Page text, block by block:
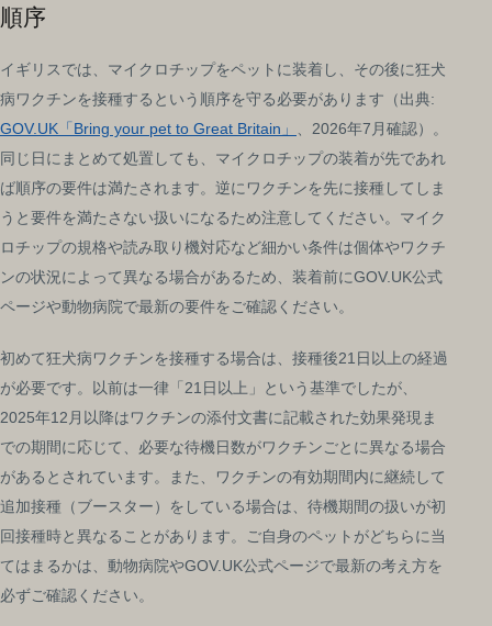
順序
イギリスでは、マイクロチップをペットに装着し、その後に狂犬
病ワクチンを接種するという順序を守る必要があります（出典:
GOV.UK「Bring your pet to Great Britain」
、2026年7月確認）。
同じ日にまとめて処置しても、マイクロチップの装着が先であれ
ば順序の要件は満たされます。逆にワクチンを先に接種してしま
うと要件を満たさない扱いになるため注意してください。マイク
ロチップの規格や読み取り機対応など細かい条件は個体やワクチ
ンの状況によって異なる場合があるため、装着前にGOV.UK公式
ページや動物病院で最新の要件をご確認ください。
初めて狂犬病ワクチンを接種する場合は、接種後21日以上の経過
が必要です。以前は一律「21日以上」という基準でしたが、
2025年12月以降はワクチンの添付文書に記載された効果発現ま
での期間に応じて、必要な待機日数がワクチンごとに異なる場合
があるとされています。また、ワクチンの有効期間内に継続して
追加接種（ブースター）をしている場合は、待機期間の扱いが初
回接種時と異なることがあります。ご自身のペットがどちらに当
てはまるかは、動物病院やGOV.UK公式ページで最新の考え方を
必ずご確認ください。